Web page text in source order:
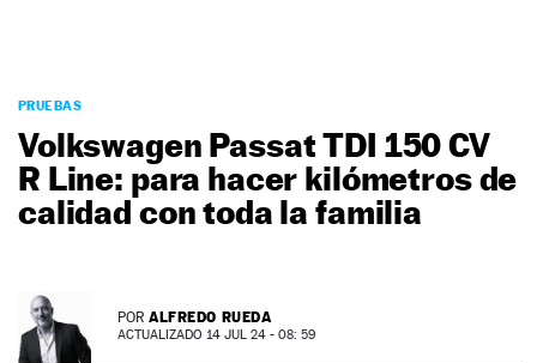
PODCAST
MOTOS
TECNOLOGÍA
SUPERCOCHES
SERVICIOS
NEWSLETTER
PRUEBAS
Volkswagen Passat TDI 150 CV
R Line: para hacer kilómetros de
calidad con toda la familia
POR ALFREDO RUEDA
ACTUALIZADO 14 JUL 24 - 08: 59